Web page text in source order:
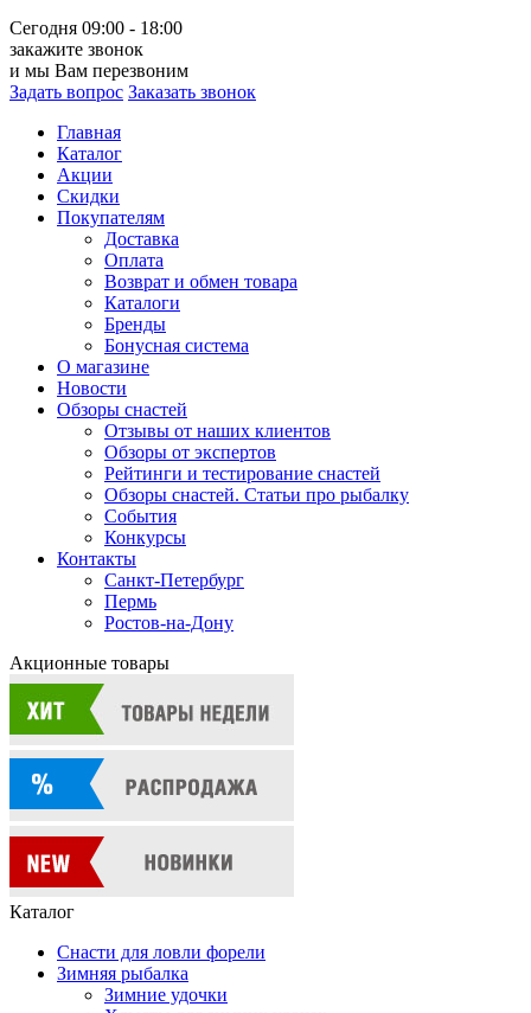
Сегодня 09:00 - 18:00
закажите звонок
и мы Вам перезвоним
Задать вопрос Заказать звонок
Главная
Каталог
Акции
Скидки
Покупателям
Доставка
Оплата
Возврат и обмен товара
Каталоги
Бренды
Бонусная система
О магазине
Новости
Обзоры снастей
Отзывы от наших клиентов
Обзоры от экспертов
Рейтинги и тестирование снастей
Обзоры снастей. Статьи про рыбалку
События
Конкурсы
Контакты
Санкт-Петербург
Пермь
Ростов-на-Дону
Акционные товары
Каталог
Снасти для ловли форели
Зимняя рыбалка
Зимние удочки